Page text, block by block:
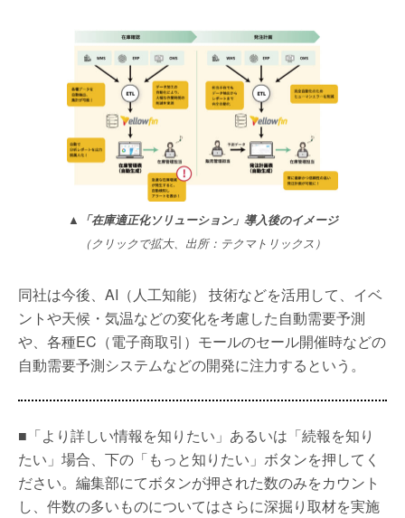
▲「在庫適正化ソリューション」導入後のイメージ
（クリックで拡大、出所：テクマトリックス）
同社は今後、AI（人工知能） 技術などを活用して、イベ
ントや天候・気温などの変化を考慮した自動需要予測
や、各種EC（電子商取引）モールのセール開催時などの
自動需要予測システムなどの開発に注力するという。
■「より詳しい情報を知りたい」あるいは「続報を知り
たい」場合、下の「もっと知りたい」ボタンを押してく
ださい。編集部にてボタンが押された数のみをカウント
し、件数の多いものについてはさらに深掘り取材を実施